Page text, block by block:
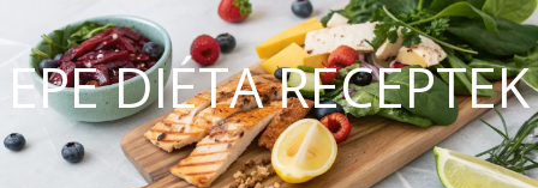
EPE DIÉTA RECEPTEK